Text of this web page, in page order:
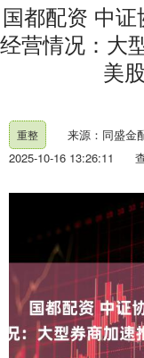
国都配资 中
经营情况：大
美
重整 来源：同盛金
2025-10-16 13:26:11